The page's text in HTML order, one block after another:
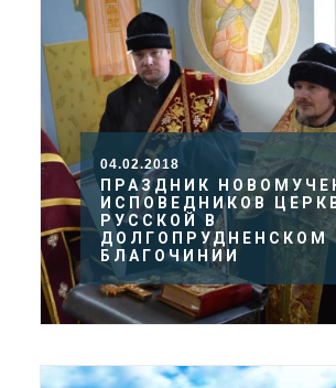
04.02.2018
ПРАЗДНИК
ИСПОВЕДНИКОВ
РУССКОЙ В
ДОЛГОПРУДНЕНСКОМ
БЛАГОЧИНИИ